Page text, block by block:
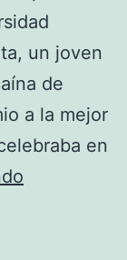
un joven
de
a la mejor
en